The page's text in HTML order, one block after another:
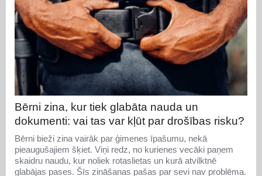
Bērni zina, kur tiek glabāta nauda un
dokumenti: vai tas var kļūt par drošības risku?
Bērni bieži zina vairāk par ģimenes īpašumu, nekā
pieaugušajiem šķiet. Viņi redz, no kurienes vecāki paņem
skaidru naudu, kur noliek rotaslietas un kurā atvilktnē
glabājas pases. Šīs zināšanas pašas par sevi nav problēma.